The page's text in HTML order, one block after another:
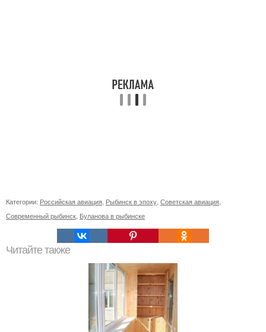
Категории: Российская авиация Рыбинск в эпоху Советская авиация
Современный рыбинск Буланова в рыбинске
Читайте также